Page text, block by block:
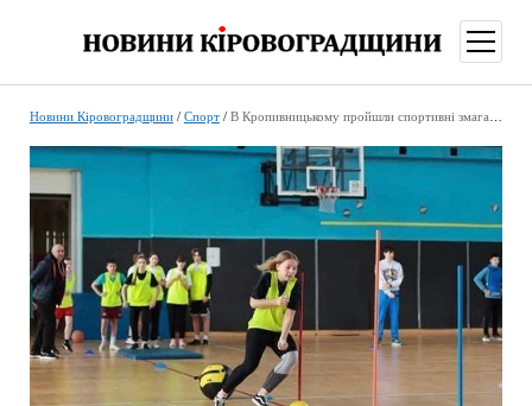
меню
Новини Кіровоградщини/ Спорт/ В Кропивницькому пройшли спортивні змагання для школярів